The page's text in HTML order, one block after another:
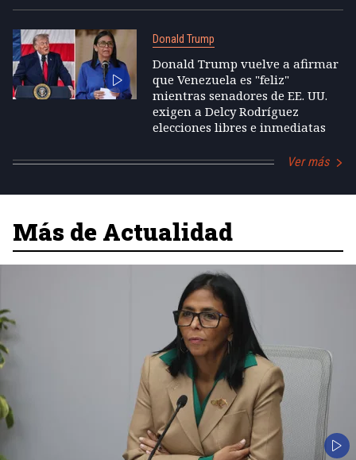
Donald Trump
Donald Trump vuelve a afirmar
que Venezuela es "feliz"
mientras senadores de EE. UU.
exigen a Delcy Rodríguez
elecciones libres e inmediatas
Ver más
Más de Actualidad